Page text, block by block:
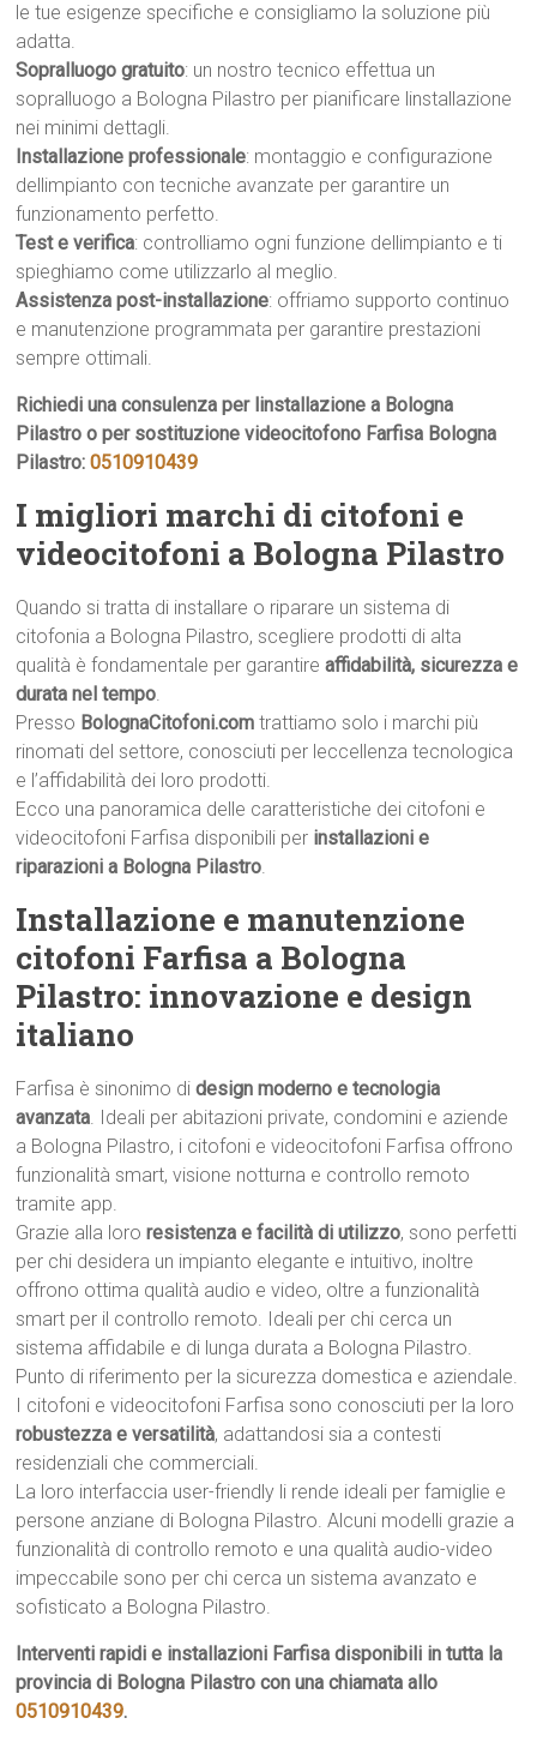
le tue esigenze specifiche e consigliamo la soluzione più
adatta.
Sopralluogo gratuito: un nostro tecnico effettua un
sopralluogo a Bologna Pilastro per pianificare linstallazione
nei minimi dettagli.
Installazione professionale: montaggio e configurazione
dellimpianto con tecniche avanzate per garantire un
funzionamento perfetto.
Test e verifica: controlliamo ogni funzione dellimpianto e ti
spieghiamo come utilizzarlo al meglio.
Assistenza post-installazione: offriamo supporto continuo
e manutenzione programmata per garantire prestazioni
sempre ottimali.
Richiedi una consulenza per linstallazione a Bologna
Pilastro o per sostituzione videocitofono Farfisa Bologna
Pilastro: 0510910439
I migliori marchi di citofoni e
videocitofoni a Bologna Pilastro
Quando si tratta di installare o riparare un sistema di
citofonia a Bologna Pilastro, scegliere prodotti di alta
qualità è fondamentale per garantireaffidabilità, sicurezza e
durata nel tempo.
Presso BolognaCitofoni.com trattiamo solo i marchi più
rinomati del settore, conosciuti per leccellenza tecnologica
e l’affidabilità dei loro prodotti.
Ecco una panoramica delle caratteristiche dei citofoni e
videocitofoni Farfisa disponibili per installazioni e
riparazioni a Bologna Pilastro.
Installazione e manutenzione
citofoni Farfisa a Bologna
Pilastro: innovazione e design
italiano
Farfisa è sinonimo didesign moderno e tecnologia
avanzata. Ideali per abitazioni private, condomini e aziende
a Bologna Pilastro, i citofoni e videocitofoni Farfisa offrono
funzionalità smart, visione notturna e controllo remoto
tramite app.
Grazie alla lororesistenza e facilità di utilizzo, sono perfetti
per chi desidera un impianto elegante e intuitivo, inoltre
offrono ottima qualità audio e video, oltre a funzionalità
smart per il controllo remoto. Ideali per chi cerca un
sistema affidabile e di lunga durata a Bologna Pilastro.
Punto di riferimento per la sicurezza domestica e aziendale.
I citofoni e videocitofoni Farfisa sono conosciuti per la loro
robustezza e versatilità, adattandosi sia a contesti
residenziali che commerciali.
La loro interfaccia user-friendly li rende ideali per famiglie e
persone anziane di Bologna Pilastro. Alcuni modelli grazie a
funzionalità di controllo remoto e una qualità audio-video
impeccabile sono per chi cerca un sistema avanzato e
sofisticato a Bologna Pilastro.
Interventi rapidi e installazioni Farfisa disponibili in tutta la
provincia di Bologna Pilastro con una chiamata allo
0510910439.